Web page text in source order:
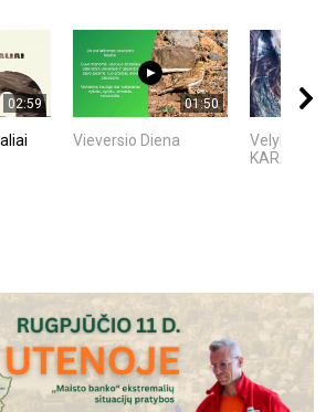
02:59 01:50
Vieversio Diena
Velykų
KARALIŲ